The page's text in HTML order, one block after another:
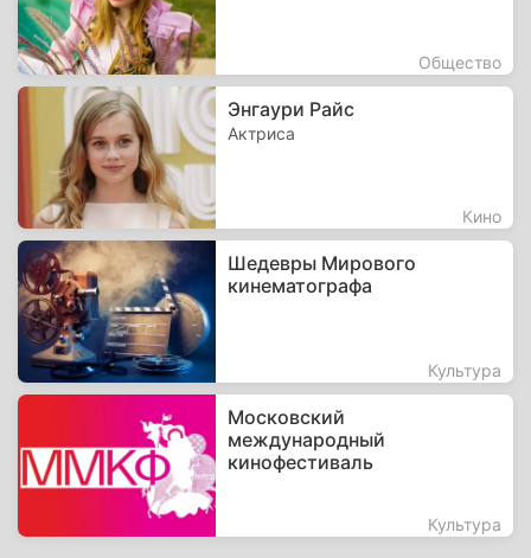
Общество
Энгаури Райс
Актриса
Кино
Шедевры Мирового
кинематографа
Культура
Московский
международный
кинофестиваль
Культура